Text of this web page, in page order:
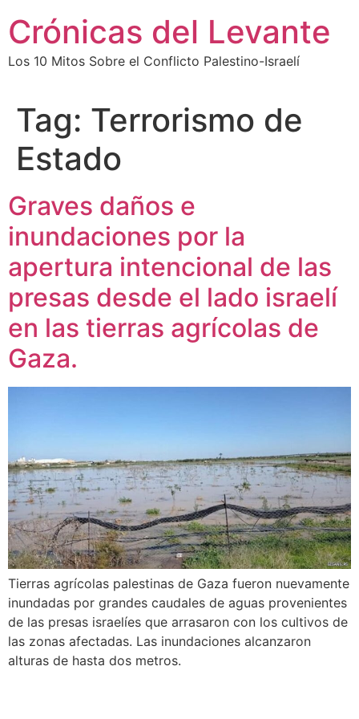
to
content
Crónicas del Levante
Los 10 Mitos Sobre el Conflicto Palestino-Israelí
Tag: Terrorismo de
Estado
Graves daños e
inundaciones por la
apertura intencional de las
presas desde el lado israelí
en las tierras agrícolas de
Gaza.
Tierras agrícolas palestinas de Gaza fueron nuevamente
inundadas por grandes caudales de aguas provenientes
de las presas israelíes que arrasaron con los cultivos de
las zonas afectadas. Las inundaciones alcanzaron
alturas de hasta dos metros.